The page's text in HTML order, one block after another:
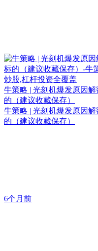
牛策略 | 光刻机爆发原因
的（建议收藏保存）
牛策略 | 光刻机爆发原因
的（建议收藏保存）
6个月前